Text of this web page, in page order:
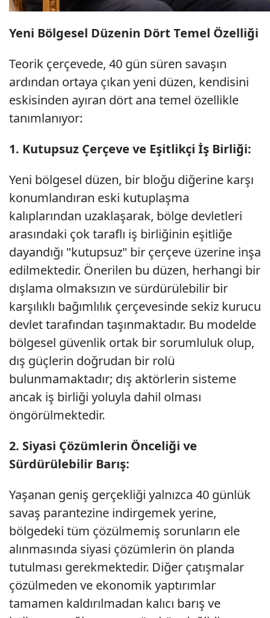
Yeni Bölgesel Düzenin Dört Temel Özelliği
Teorik çerçevede, 40 gün süren savaşın
ardından ortaya çıkan yeni düzen, kendisini
eskisinden ayıran dört ana temel özellikle
tanımlanıyor:
1. Kutupsuz Çerçeve ve Eşitlikçi İş Birliği:
Yeni bölgesel düzen, bir bloğu diğerine karşı
konumlandıran eski kutuplaşma
kalıplarından uzaklaşarak, bölge devletleri
arasındaki çok taraflı iş birliğinin eşitliğe
dayandığı "kutupsuz" bir çerçeve üzerine inşa
edilmektedir. Önerilen bu düzen, herhangi bir
dışlama olmaksızın ve sürdürülebilir bir
karşılıklı bağımlılık çerçevesinde sekiz kurucu
devlet tarafından taşınmaktadır. Bu modelde
bölgesel güvenlik ortak bir sorumluluk olup,
dış güçlerin doğrudan bir rolü
bulunmamaktadır; dış aktörlerin sisteme
ancak iş birliği yoluyla dahil olması
öngörülmektedir.
2. Siyasi Çözümlerin Önceliği ve
Sürdürülebilir Barış:
Yaşanan geniş gerçekliği yalnızca 40 günlük
savaş parantezine indirgemek yerine,
bölgedeki tüm çözülmemiş sorunların ele
alınmasında siyasi çözümlerin ön planda
tutulması gerekmektedir. Diğer çatışmalar
çözülmeden ve ekonomik yaptırımlar
tamamen kaldırılmadan kalıcı barış ve